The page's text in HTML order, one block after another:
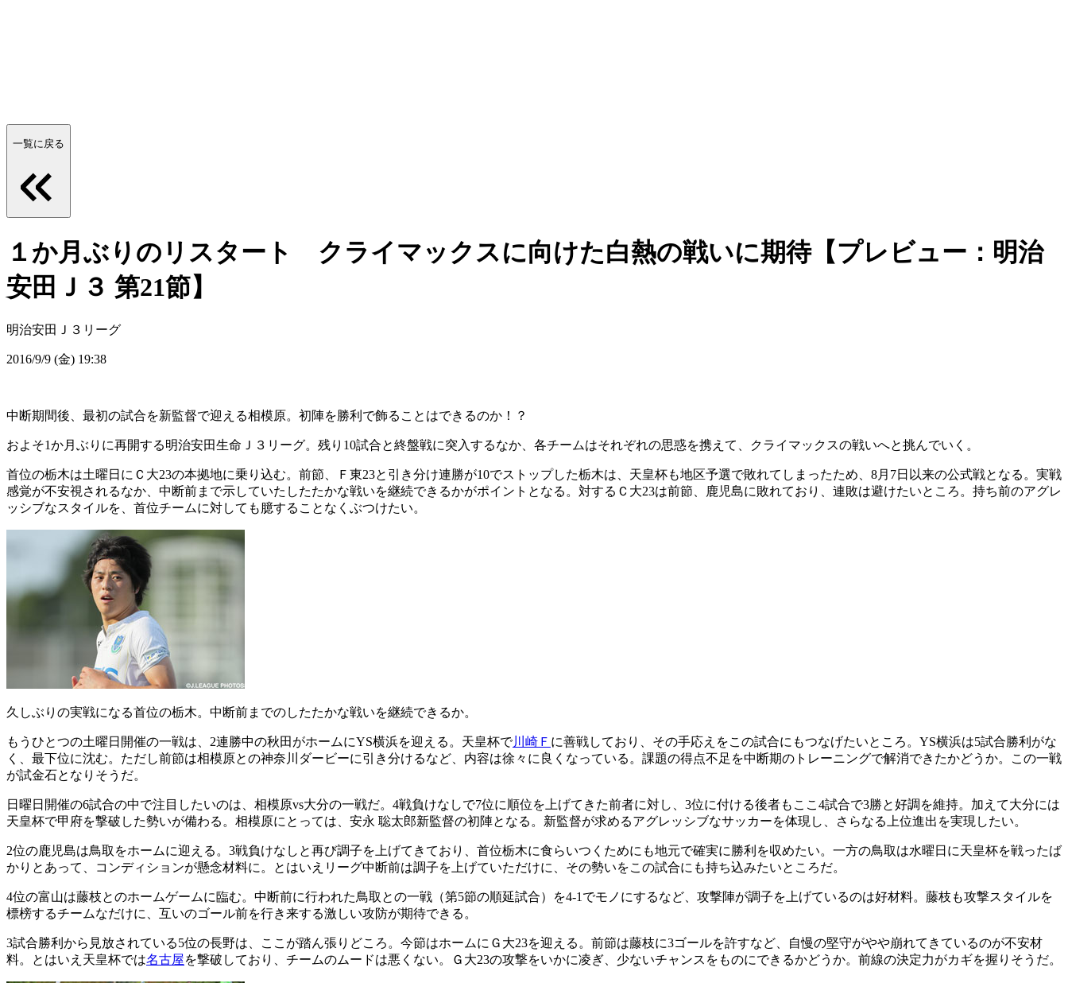
一覧に戻る
１か月ぶりのリスタート クライマックスに向けた白熱の戦いに期待【プレビュー：明治
安田Ｊ３ 第21節】
明治安田Ｊ３リーグ
2016/9/9 (金) 19:38
中断期間後、最初の試合を新監督で迎える相模原。初陣を勝利で飾ることはできるのか！？
およそ1か月ぶりに再開する明治安田生命Ｊ３リーグ。残り10試合と終盤戦に突入するなか、各チームはそれぞれの思惑を携えて、クライマックスの戦いへと挑んでいく。
首位の栃木は土曜日にＣ大23の本拠地に乗り込む。前節、Ｆ東23と引き分け連勝が10でストップした栃木は、天皇杯も地区予選で敗れてしまったため、8月7日以来の公式戦となる。実戦
感覚が不安視されるなか、中断前まで示していたしたたかな戦いを継続できるかがポイントとなる。対するＣ大23は前節、鹿児島に敗れており、連敗は避けたいところ。持ち前のアグレ
ッシブなスタイルを、首位チームに対しても臆することなくぶつけたい。
久しぶりの実戦になる首位の栃木。中断前までのしたたかな戦いを継続できるか。
もうひとつの土曜日開催の一戦は、2連勝中の秋田がホームにYS横浜を迎える。天皇杯で川崎Ｆ に善戦しており、その手応えをこの試合にもつなげたいところ。YS横浜は5試合勝利がな
く、最下位に沈む。ただし前節は相模原との神奈川ダービーに引き分けるなど、内容は徐々に良くなっている。課題の得点不足を中断期のトレーニングで解消できたかどうか。この一戦
が試金石となりそうだ。
日曜日開催の6試合の中で注目したいのは、相模原vs大分の一戦だ。4戦負けなしで7位に順位を上げてきた前者に対し、3位に付ける後者もここ4試合で3勝と好調を維持。加えて大分には
天皇杯で甲府を撃破した勢いが備わる。相模原にとっては、安永 聡太郎新監督の初陣となる。新監督が求めるアグレッシブなサッカーを体現し、さらなる上位進出を実現したい。
2位の鹿児島は鳥取をホームに迎える。3戦負けなしと再び調子を上げてきており、首位栃木に食らいつくためにも地元で確実に勝利を収めたい。一方の鳥取は水曜日に天皇杯を戦ったば
かりとあって、コンディションが懸念材料に。とはいえリーグ中断前は調子を上げていただけに、その勢いをこの試合にも持ち込みたいところだ。
4位の富山は藤枝とのホームゲームに臨む。中断前に行われた鳥取との一戦（第5節の順延試合）を4-1でモノにするなど、攻撃陣が調子を上げているのは好材料。藤枝も攻撃スタイルを
標榜するチームなだけに、互いのゴール前を行き来する激しい攻防が期待できる。
3試合勝利から見放されている5位の長野は、ここが踏ん張りどころ。今節はホームにＧ大23を迎える。前節は藤枝に3ゴールを許すなど、自慢の堅守がやや崩れてきているのが不安材
料。とはいえ天皇杯では名古屋を撃破しており、チームのムードは悪くない。Ｇ大23の攻撃をいかに凌ぎ、少ないチャンスをものにできるかどうか。前線の決定力がカギを握りそうだ。